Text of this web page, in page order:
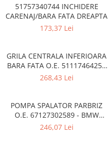
Deflector aer
Elemente caroserie
Oglindă
Overfender aripa
Panou acoperire trigger
Praguri
Rama radiator
51757340744 INCHIDERE
CARENAJ/BARA FATA DREAPTA
173,37 Lei
GRILA CENTRALA INFERIOARA
BARA FATA O.E. 51117464258
- BMW SERIA 3 G20 G21
268,43 Lei
POMPA SPALATOR PARBRIZ
O.E. 67127302589 - BMW
Seria 1 E81 E82 E87 E88 F20
246,07 Lei